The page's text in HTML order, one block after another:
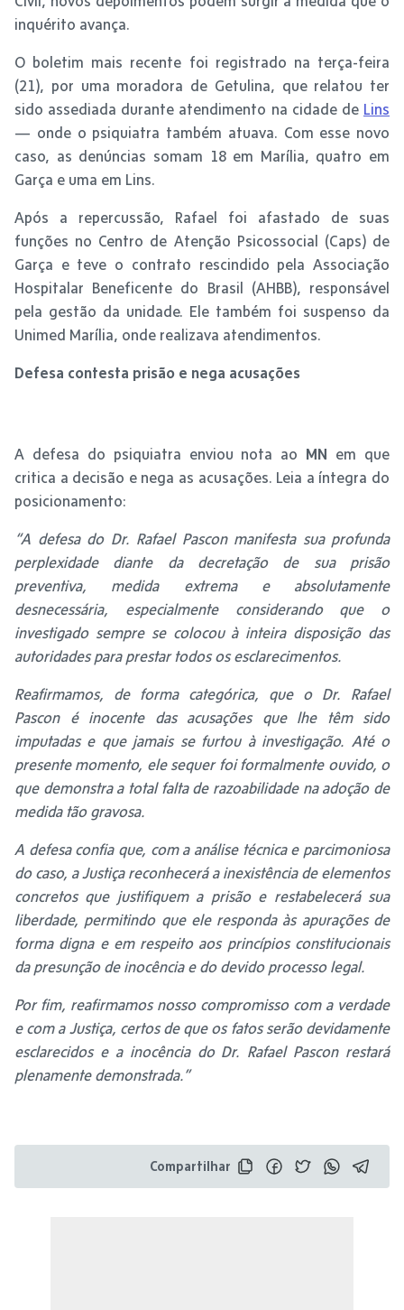
inquérito avança.
O boletim mais recente foi registrado na terça-feira
(21), por uma moradora de Getulina, que relatou ter
sido assediada durante atendimento na cidade de Lins
— onde o psiquiatra também atuava. Com esse novo
caso, as denúncias somam 18 em Marília, quatro em
Garça e uma em Lins.
Após a repercussão, Rafael foi afastado de suas
funções no Centro de Atenção Psicossocial (Caps) de
Garça e teve o contrato rescindido pela Associação
Hospitalar Beneficente do Brasil (AHBB), responsável
pela gestão da unidade. Ele também foi suspenso da
Unimed Marília, onde realizava atendimentos.
Defesa contesta prisão e nega acusações
A defesa do psiquiatra enviou nota ao MN em que
critica a decisão e nega as acusações. Leia a íntegra do
posicionamento:
“A defesa do Dr. Rafael Pascon manifesta sua profunda
perplexidade diante da decretação de sua prisão
preventiva, medida extrema e absolutamente
desnecessária, especialmente considerando que o
investigado sempre se colocou à inteira disposição das
autoridades para prestar todos os esclarecimentos.
Reafirmamos, de forma categórica, que o Dr. Rafael
Pascon é inocente das acusações que lhe têm sido
imputadas e que jamais se furtou à investigação. Até o
presente momento, ele sequer foi formalmente ouvido, o
que demonstra a total falta de razoabilidade na adoção de
medida tão gravosa.
A defesa confia que, com a análise técnica e parcimoniosa
do caso, a Justiça reconhecerá a inexistência de elementos
concretos que justifiquem a prisão e restabelecerá sua
liberdade, permitindo que ele responda às apurações de
forma digna e em respeito aos princípios constitucionais
da presunção de inocência e do devido processo legal.
Por fim, reafirmamos nosso compromisso com a verdade
e com a Justiça, certos de que os fatos serão devidamente
esclarecidos e a inocência do Dr. Rafael Pascon restará
plenamente demonstrada.”
Compartilhar